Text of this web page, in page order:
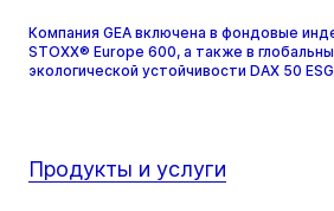
Компания GEA включена в фондовые
STOXX® Europe 600, а также в
экологической устойчивости DAX 50
Продукты и услуги